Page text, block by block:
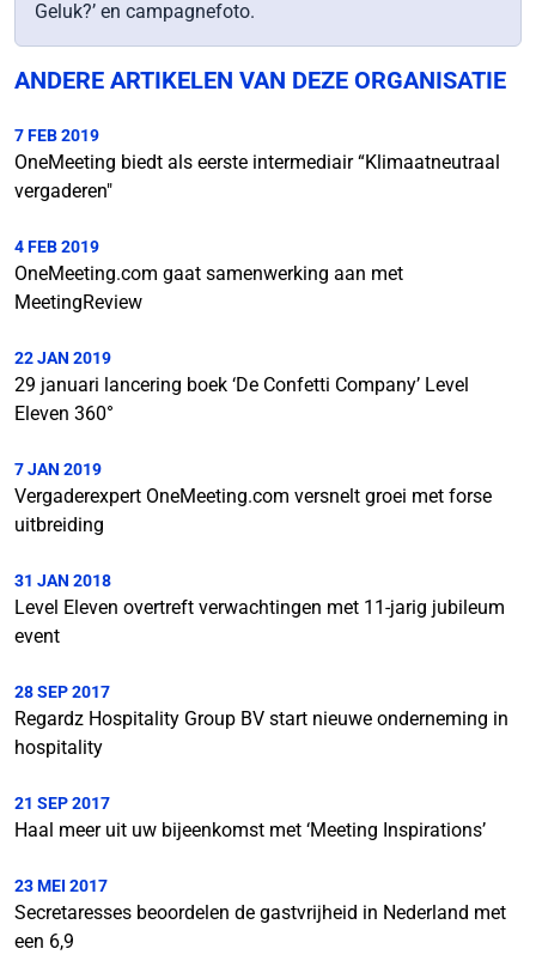
Geluk?’ en campagnefoto.
ANDERE ARTIKELEN VAN DEZE ORGANISATIE
7 FEB 2019
OneMeeting biedt als eerste intermediair “Klimaatneutraal
vergaderen"
4 FEB 2019
OneMeeting.com gaat samenwerking aan met
MeetingReview
22 JAN 2019
29 januari lancering boek ‘De Confetti Company’ Level
Eleven 360°
7 JAN 2019
Vergaderexpert OneMeeting.com versnelt groei met forse
uitbreiding
31 JAN 2018
Level Eleven overtreft verwachtingen met 11-jarig jubileum
event
28 SEP 2017
Regardz Hospitality Group BV start nieuwe onderneming in
hospitality
21 SEP 2017
Haal meer uit uw bijeenkomst met ‘Meeting Inspirations’
23 MEI 2017
Secretaresses beoordelen de gastvrijheid in Nederland met
een 6,9